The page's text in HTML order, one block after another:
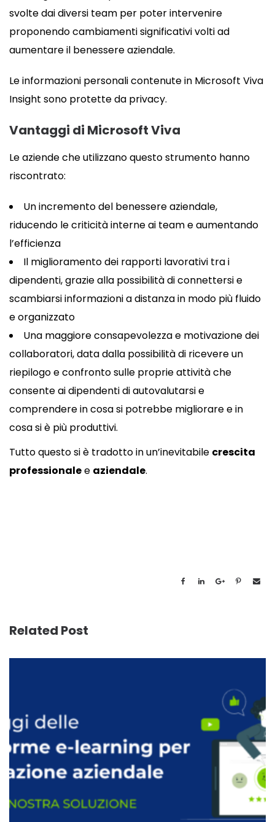
svolte dai diversi team per poter intervenire
proponendo cambiamenti significativi volti ad
aumentare il benessere aziendale.
Le informazioni personali contenute in Microsoft Viva
Insight sono protette da privacy.
Vantaggi di Microsoft Viva
Le aziende che utilizzano questo strumento hanno
riscontrato:
Un incremento del benessere aziendale,
riducendo le criticità interne ai team e aumentando
l’efficienza
Il miglioramento dei rapporti lavorativi tra i
dipendenti, grazie alla possibilità di connettersi e
scambiarsi informazioni a distanza in modo più fluido
e organizzato
Una maggiore consapevolezza e motivazione dei
collaboratori, data dalla possibilità di ricevere un
riepilogo e confronto sulle proprie attività che
consente ai dipendenti di autovalutarsi e
comprendere in cosa si potrebbe migliorare e in
cosa si è più produttivi.
Tutto questo si è tradotto in un’inevitabile crescita
professionalee aziendale.
Related Post